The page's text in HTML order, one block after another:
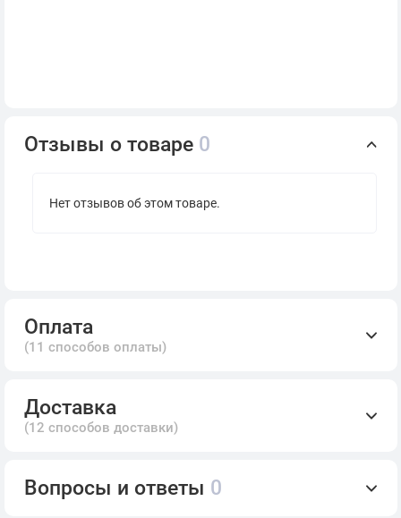
Отзывы о товаре 0
Нет отзывов об этом товаре.
Оплата
(11 способов оплаты)
Доставка
(12 способов доставки)
Вопросы и ответы 0